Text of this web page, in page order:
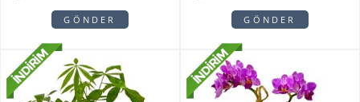
GÖNDER GÖNDER